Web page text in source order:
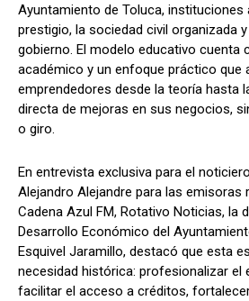
Ayuntamiento de Toluca, instituciones
prestigio, la sociedad civil organizada
gobierno. El modelo educativo cuenta
académico y un enfoque práctico que
emprendedores desde la teoría hasta
directa de mejoras en sus negocios,
o giro.
En entrevista exclusiva para el
Alejandro Alejandre para las emisoras
Cadena Azul FM, Rotativo Noticias, la
Desarrollo Económico del
Esquivel Jaramillo, destacó que esta
necesidad histórica: profesionalizar el
facilitar el acceso a créditos,